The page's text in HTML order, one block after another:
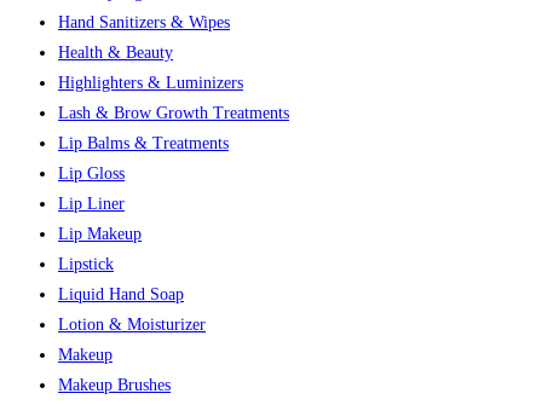
Hand Sanitizers & Wipes
Health & Beauty
Highlighters & Luminizers
Lash & Brow Growth Treatments
Lip Balms & Treatments
Lip Gloss
Lip Liner
Lip Makeup
Lipstick
Liquid Hand Soap
Lotion & Moisturizer
Makeup
Makeup Brushes